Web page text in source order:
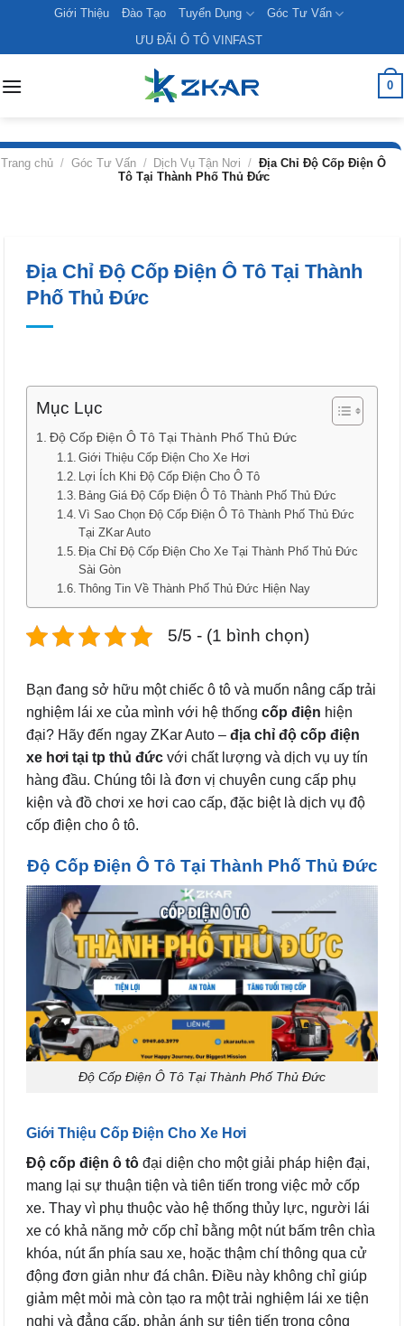
content
Giới Thiệu Đào Tạo Tuyển Dụng
Góc Tư Vấn
ƯU ĐÃI Ô TÔ VINFAST
0
Trang chủ / Góc Tư Vấn / Dịch Vụ Tận Nơi / Địa Chỉ Độ Cốp Điện Ô
Tô Tại Thành Phố Thủ Đức
Địa Chỉ Độ Cốp Điện Ô Tô Tại Thành
Phố Thủ Đức
Mục Lục
Độ Cốp Điện Ô Tô Tại Thành Phố Thủ Đức
Giới Thiệu Cốp Điện Cho Xe Hơi
Lợi Ích Khi Độ Cốp Điện Cho Ô Tô
Bảng Giá Độ Cốp Điện Ô Tô Thành Phố Thủ Đức
Vì Sao Chọn Độ Cốp Điện Ô Tô Thành Phố Thủ Đức
Tại ZKar Auto
Địa Chỉ Độ Cốp Điện Cho Xe Tại Thành Phố Thủ Đức
Sài Gòn
Thông Tin Về Thành Phố Thủ Đức Hiện Nay
5/5 - (1 bình chọn)
Bạn đang sở hữu một chiếc ô tô và muốn nâng cấp trải
nghiệm lái xe của mình với hệ thống cốp điện hiện
đại? Hãy đến ngay ZKar Auto – địa chỉ độ cốp điện
xe hơi tại tp thủ đức với chất lượng và dịch vụ uy tín
hàng đầu. Chúng tôi là đơn vị chuyên cung cấp phụ
kiện và đồ chơi xe hơi cao cấp, đặc biệt là dịch vụ độ
cốp điện cho ô tô.
Độ Cốp Điện Ô Tô Tại Thành Phố Thủ Đức
Độ Cốp Điện Ô Tô Tại Thành Phố Thủ Đức
Giới Thiệu Cốp Điện Cho Xe Hơi
Độ cốp điện ô tô đại diện cho một giải pháp hiện đại,
mang lại sự thuận tiện và tiên tiến trong việc mở cốp
xe. Thay vì phụ thuộc vào hệ thống thủy lực, người lái
xe có khả năng mở cốp chỉ bằng một nút bấm trên chìa
khóa, nút ẩn phía sau xe, hoặc thậm chí thông qua cử
động đơn giản như đá chân. Điều này không chỉ giúp
giảm mệt mỏi mà còn tạo ra một trải nghiệm lái xe tiện
nghi và đẳng cấp, phản ánh sự tiên tiến trong công